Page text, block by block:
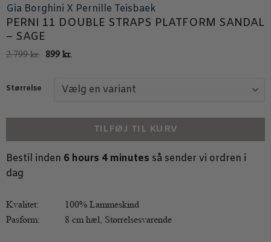
Gia Borghini X Pernille Teisbaek
PERNI 11 DOUBLE STRAPS PLATFORM SANDAL
– SAGE
2.799kr.
Den
2.799 kr..
899 kr.
er:
899 kr..
Størrelse
TILFØJ TIL KURV
Bestil inden 6 hours 4 minutes så sender vi ordren i
dag
Kvalitet:
Pasform:
100% Lammeskind
8 cm hæl, Størrelsesvarende